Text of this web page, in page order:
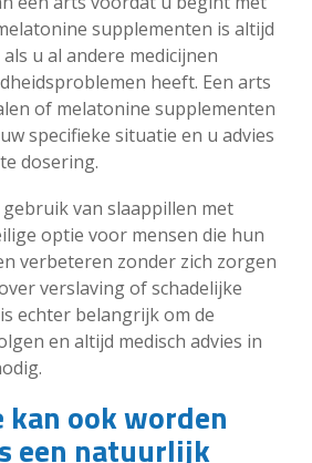
supplementen is altijd
u al andere medicijnen
heeft. Een arts
of melatonine supplementen
specifieke situatie en u advies
dosering.
van slaappillen met
optie voor mensen die hun
verbeteren zonder zich zorgen
verslaving of schadelijke
echter belangrijk om de
en altijd medisch advies in
ook worden
een natuurlijk